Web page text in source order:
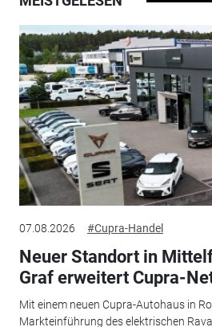
07.08.2026 #Cupra-Handel
Neuer Standort in
Graf erweitert Cupra-
Mit einem neuen Cupra-Autohaus in
Markteinführung des elektrischen